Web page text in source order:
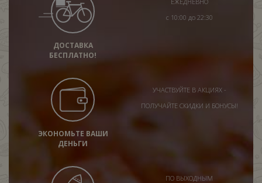
ДОСТАВКА
БЕСПЛАТНО!
с 10:00 до 22:30
ЭКОНОМЬТЕ ВАШИ
ДЕНЬГИ
УЧАСТВУЙТЕ В АКЦИЯХ -
ПОЛУЧАЙТЕ СКИДКИ И БОНУСЫ!
ПО ВЫХОДНЫМ